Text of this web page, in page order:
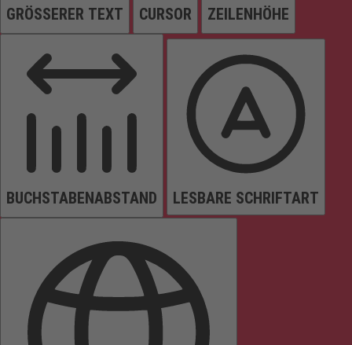
GRÖSSERER TEXT CURSOR ZEILENHÖHE
BUCHSTABENABSTAND LESBARE SCHRIFTART